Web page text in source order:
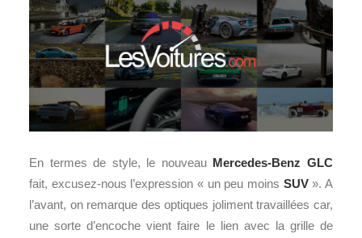
En termes de style, le nouveau Mercedes-Benz GLC
fait, excusez-nous l’expression « un peu moins SUV». A
l’avant, on remarque des optiques joliment travaillées car,
une sorte d’encoche vient faire le lien avec la grille de